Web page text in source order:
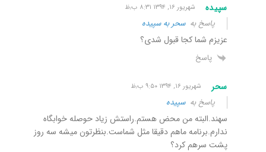
سپیده شهریور ۱۶, ۱۳۹۴ ۸:۳۱ ب٫ظ
پاسخ بهسحر به سپیده
عزیزم شما کجا قبول شدی؟
پاسخ
سحر شهریور ۱۶, ۱۳۹۴ ۹:۵۰ ب٫ظ
پاسخ بهسپیده
سهند.البته من محض هستم.راستش زیاد حوصله خوابگاه
ندارم.برنامه ماهم دقیقا مثل شماست.بنظرتون میشه سه روز
پشت سرهم کرد؟